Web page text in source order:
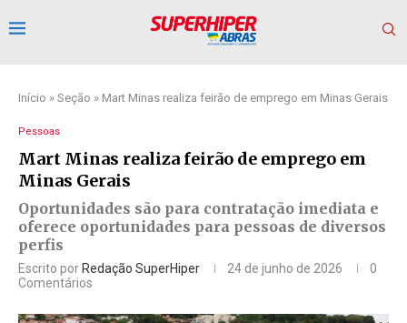
Início » Seção » Mart Minas realiza feirão de emprego em Minas Gerais
Pessoas
Mart Minas realiza feirão de emprego em
Minas Gerais
Oportunidades são para contratação imediata e
oferece oportunidades para pessoas de diversos
perfis
Escrito porRedação SuperHiper 24 de junho de 2026
0
Comentários